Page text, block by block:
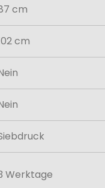
cm
cm
Werktage